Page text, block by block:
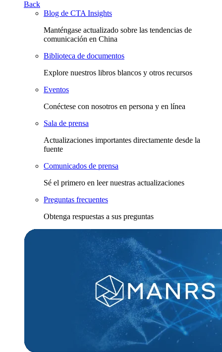
Back
Blog de CTA Insights
Manténgase actualizado sobre las tendencias de
comunicación en China
Biblioteca de documentos
Explore nuestros libros blancos y otros recursos
Eventos
Conéctese con nosotros en persona y en línea
Sala de prensa
Actualizaciones importantes directamente desde la
fuente
Comunicados de prensa
Sé el primero en leer nuestras actualizaciones
Preguntas frecuentes
Obtenga respuestas a sus preguntas